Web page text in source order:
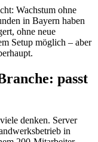
Wachstum ohne
in Bayern haben
ohne neue
Setup möglich – aber
passt
denken. Server
in